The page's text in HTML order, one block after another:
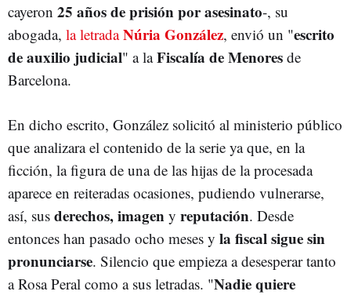
cayeron 25 años de prisión por asesinato-, su
abogada, la letradaNúria González, envió un "escrito
de auxilio judicial" a laFiscalía de Menores de
Barcelona.
En dicho escrito, González solicitó al ministerio público
que analizara el contenido de la serie ya que, en la
ficción, la figura de una de las hijas de la procesada
aparece en reiteradas ocasiones, pudiendo vulnerarse,
así, sus derechos, imagen y reputación. Desde
entonces han pasado ocho meses y la fiscal sigue sin
pronunciarse. Silencio que empieza a desesperar tanto
a Rosa Peral como a sus letradas. "Nadie quiere